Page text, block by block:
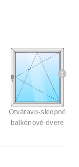
Otváravo-sklopné
balkónové dvere